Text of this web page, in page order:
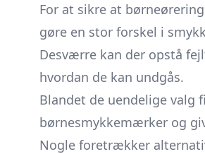
For at sikre at
gøre en stor forskel i
Desværre kan der opstå
hvordan de kan undgås.
Blandet de uendelige valg
børnesmykkemærker og
Nogle foretrækker